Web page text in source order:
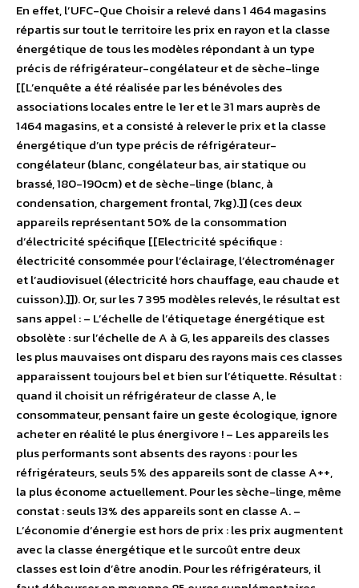
En effet, l’UFC-Que Choisir a relevé dans 1 464 magasins
répartis sur tout le territoire les prix en rayon et la classe
énergétique de tous les modèles répondant à un type
précis de réfrigérateur-congélateur et de sèche-linge
[[L’enquête a été réalisée par les bénévoles des
associations locales entre le 1er et le 31 mars auprès de
1464 magasins, et a consisté à relever le prix et la classe
énergétique d’un type précis de réfrigérateur-
congélateur (blanc, congélateur bas, air statique ou
brassé, 180-190cm) et de sèche-linge (blanc, à
condensation, chargement frontal, 7kg).]] (ces deux
appareils représentant 50% de la consommation
d’électricité spécifique [[Electricité spécifique :
électricité consommée pour l’éclairage, l’électroménager
et l’audiovisuel (électricité hors chauffage, eau chaude et
cuisson).]]). Or, sur les 7 395 modèles relevés, le résultat est
sans appel : – L’échelle de l’étiquetage énergétique est
obsolète : sur l’échelle de A à G, les appareils des classes
les plus mauvaises ont disparu des rayons mais ces classes
apparaissent toujours bel et bien sur l’étiquette. Résultat :
quand il choisit un réfrigérateur de classe A, le
consommateur, pensant faire un geste écologique, ignore
acheter en réalité le plus énergivore ! – Les appareils les
plus performants sont absents des rayons : pour les
réfrigérateurs, seuls 5% des appareils sont de classe A++,
la plus économe actuellement. Pour les sèche-linge, même
constat : seuls 13% des appareils sont en classe A. –
L’économie d’énergie est hors de prix : les prix augmentent
avec la classe énergétique et le surcoût entre deux
classes est loin d’être anodin. Pour les réfrigérateurs, il